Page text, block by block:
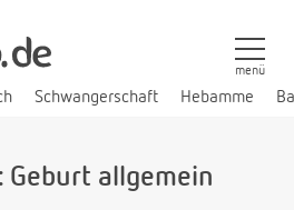
Schwangerschaft Hebamme
menü
Geburt allgemein